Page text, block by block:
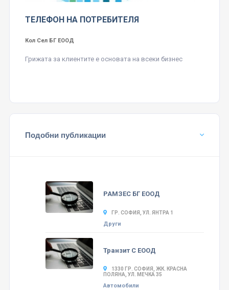
ТЕЛЕФОН НА ПОТРЕБИТЕЛЯ
Кол Сел БГ ЕООД
Грижата за клиентите е основата на всеки бизнес
Подобни публикации
РАМЗЕС БГ ЕООД
ГР. СОФИЯ, УЛ. ЯНТРА 1
Други
Транзит С ЕООД
1330 ГР. СОФИЯ, ЖК. КРАСНА
ПОЛЯНА, УЛ. МЕЧКА 35
Автомобили